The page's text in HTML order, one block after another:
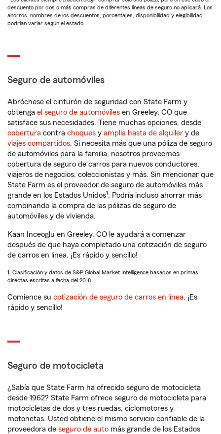
descuento por dos o más compras de diferentes líneas de seguro no aplicará. Los
ahorros, nombres de los descuentos, porcentajes, disponibilidad y elegibilidad
podrían variar según el estado.
Seguro de automóviles
Abróchese el cinturón de seguridad con State Farm y
obtenga el seguro de automóviles en Greeley, CO que
satisface sus necesidades. Tiene muchas opciones, desde
cobertura contra choques y amplia hasta de alquiler y de
viajes compartidos. Si necesita más que una póliza de seguro
de automóviles para la familia, nosotros proveemos
cobertura de seguro de carros para nuevos conductores,
viajeros de negocios, coleccionistas y más. Sin mencionar que
State Farm es el proveedor de seguro de automóviles más
grande en los Estados Unidos1. Podría incluso ahorrar más
combinando la compra de las pólizas de seguro de
automóviles y de vivienda.
Kaan Inceoglu en Greeley, CO le ayudará a comenzar
después de que haya completado una cotización de seguro
de carros en línea. ¡Es rápido y sencillo!
1. Clasificación y datos de S&P Global Market Intelligence basados en primas
directas escritas a fecha del 2018.
Comience su cotización de seguro de carros en línea. ¡Es
rápido y sencillo!
Seguro de motocicleta
¿Sabía que State Farm ha ofrecido seguro de motocicleta
desde 1962? State Farm ofrece seguro de motocicleta para
motocicletas de dos y tres ruedas, ciclomotores y
motonetas. Usted obtiene el mismo servicio confiable de la
proveedora de seguro de auto más grande de los Estados